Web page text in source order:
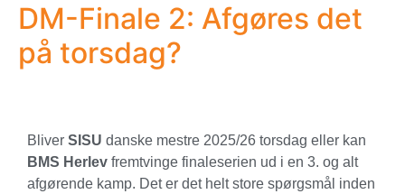
DM-Finale 2: Afgøres det
på torsdag?
Bliver SISU danske mestre 2025/26 torsdag eller kan
BMS Herlev fremtvinge finaleserien ud i en 3. og alt
afgørende kamp. Det er det helt store spørgsmål inden